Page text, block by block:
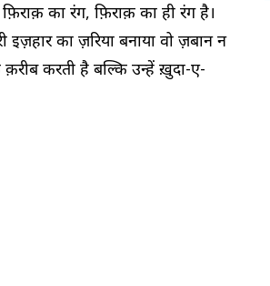
का रंग, फ़िराक़ का ही रंग है।
का ज़रिया बनाया वो ज़बान न
करती है बल्कि उन्हें ख़ुदा-ए-